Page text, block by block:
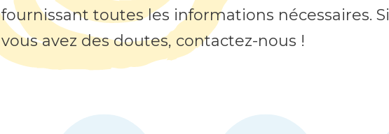
fournissant toutes les informations nécessaires. Si
vous avez des doutes, contactez-nous !